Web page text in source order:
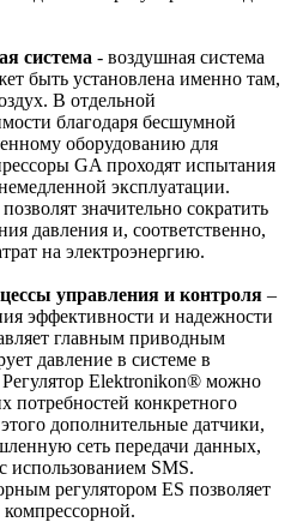
система - воздушная система
быть установлена именно там,
В отдельной
благодаря бесшумной
оборудованию для
GA проходят испытания
эксплуатации.
значительно сократить
давления и, соответственно,
на электроэнергию.
управления и контроля –
эффективности и надежности
главным приводным
давление в системе в
Регулятор Elektronikon® можно
потребностей конкретного
дополнительные датчики,
сеть передачи данных,
SMS.
регулятором ES позволяет